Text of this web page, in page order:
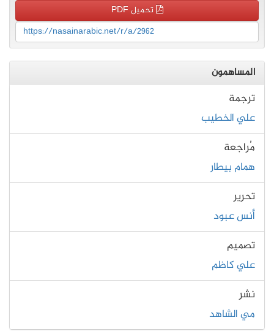
تحميل PDF
https://nasainarabic.net/r/a/2962
المساهمون
ترجمة
علي الخطيب
مُراجعة
همام بيطار
تحرير
أنس عبود
تصميم
علي كاظم
نشر
مي الشاهد